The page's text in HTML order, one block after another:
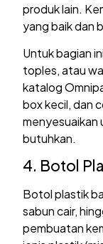
produk lain.
yang baik dan
Untuk bagian
toples, atau
katalog
box kecil, dan
menyesuaikan
butuhkan.
4. Botol
Botol plastik
sabun cair,
pembuatan